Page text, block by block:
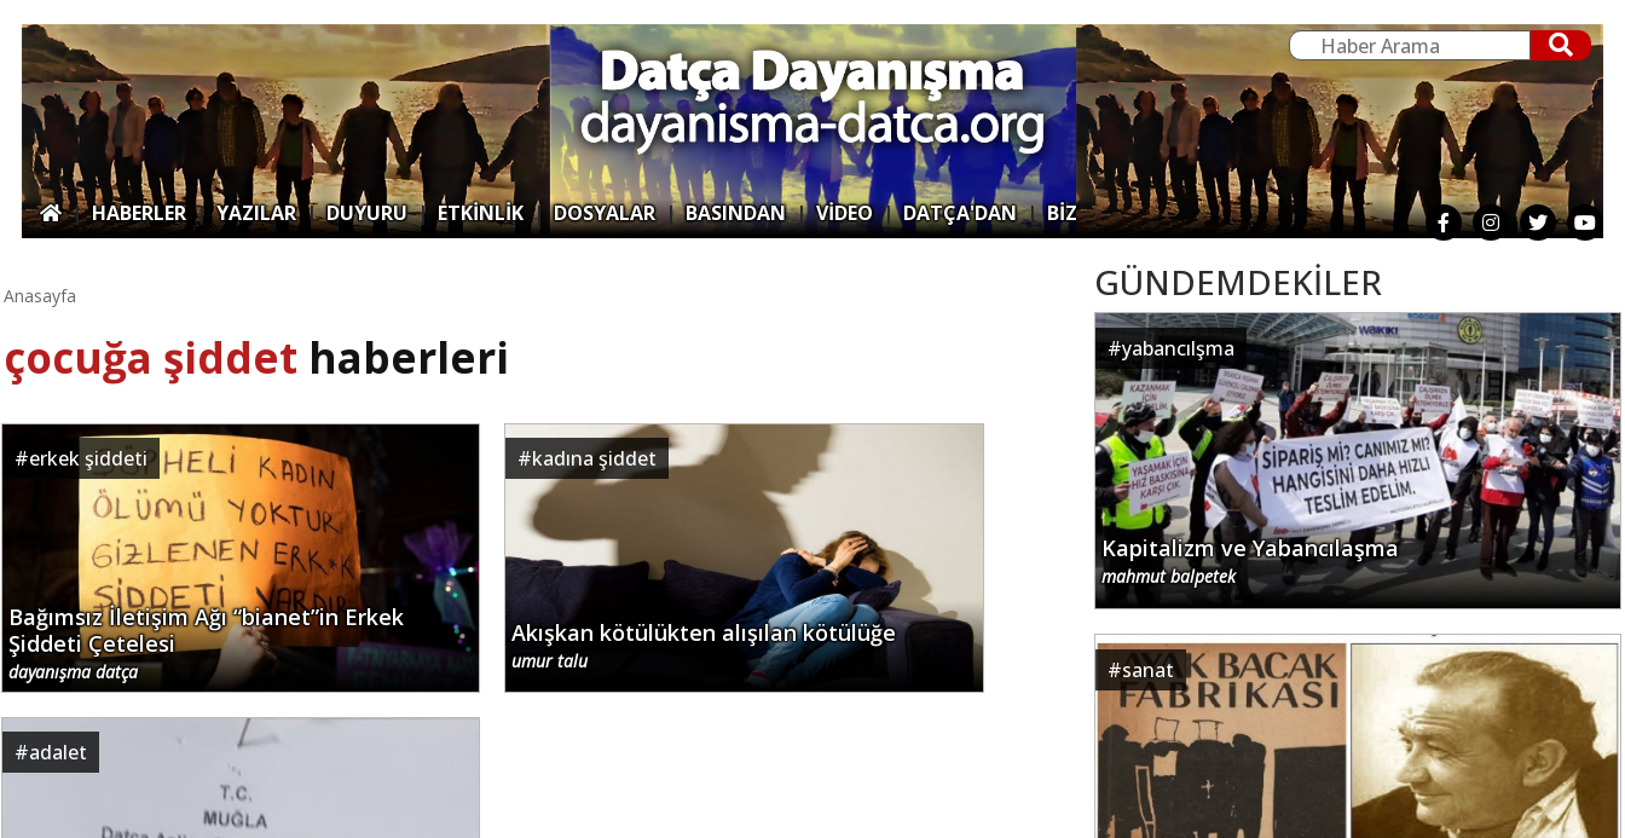
|HABERLER|YAZILAR|DUYURU| ETKİNLİK |DOSYALAR|BASINDAN|VİDEO|DATÇA'DAN|BİZ
Anasayfa
çocuğa şiddet haberleri
#erkek şiddeti
Bağımsız İletişim Ağı “bianet”in Erkek
Şiddeti Çetelesi
dayanışma datça
#kadına şiddet
Akışkan kötülükten alışılan kötülüğe
umur talu
#adalet
GÜNDEMDEKİLER
#yabancılşma
Kapitalizm ve Yabancılaşma
mahmut balpetek
#sanat